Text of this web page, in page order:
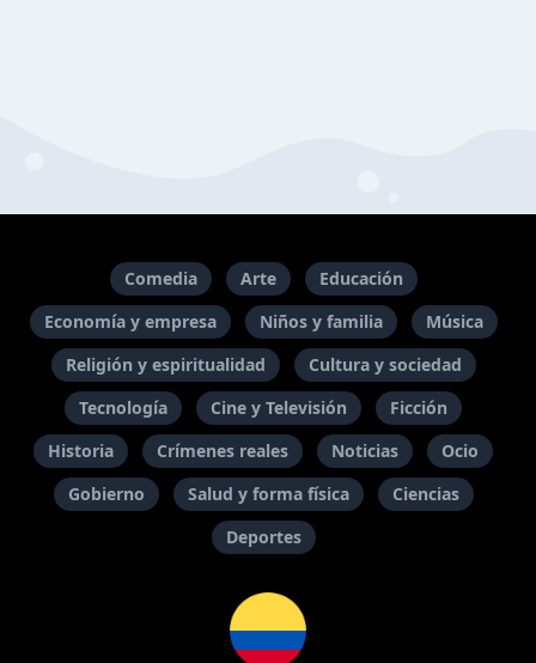
Comedia Arte
Educación
Economía y empresa
Niños y familia
Música
Religión y espiritualidad
Cultura y sociedad
Tecnología
Cine y Televisión
Ficción
Historia
Crímenes reales Noticias
Ocio
Gobierno
Salud y forma física
Ciencias
Deportes